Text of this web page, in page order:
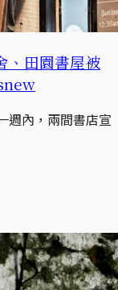
、田園書屋被
週內，兩間書店宣